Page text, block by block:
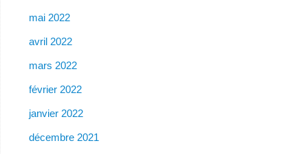
mai 2022
avril 2022
mars 2022
février 2022
janvier 2022
décembre 2021